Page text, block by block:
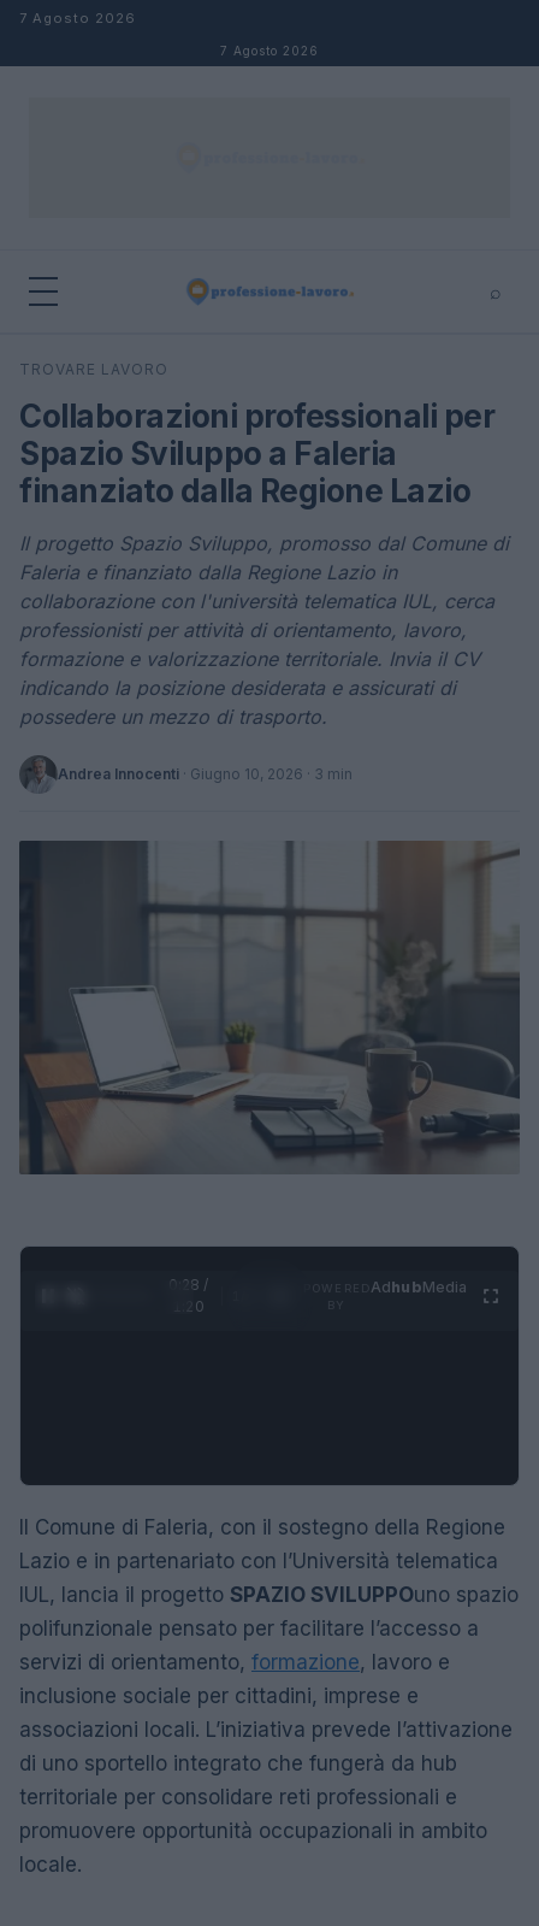
Salta al contenuto
7 Agosto 2026
7 Agosto 2026
⌕
Cerca
TROVARE LAVORO
Collaborazioni professionali per
Spazio Sviluppo a Faleria
finanziato dalla Regione Lazio
Il progetto Spazio Sviluppo, promosso dal Comune di
Faleria e finanziato dalla Regione Lazio in
collaborazione con l'università telematica IUL, cerca
professionisti per attività di orientamento, lavoro,
formazione e valorizzazione territoriale. Invia il CV
indicando la posizione desiderata e assicurati di
possedere un mezzo di trasporto.
Andrea Innocenti · Giugno 10, 2026 · 3 min
0:29 /
1:20
AdhubMedia
Il Comune di Faleria, con il sostegno della Regione
Lazio e in partenariato con l’Università telematica
IUL, lancia il progetto SPAZIO SVILUPPOuno spazio
polifunzionale pensato per facilitare l’accesso a
servizi di orientamento, formazione, lavoro e
inclusione sociale per cittadini, imprese e
associazioni locali. L’iniziativa prevede l’attivazione
di uno sportello integrato che fungerà da hub
territoriale per consolidare reti professionali e
promuovere opportunità occupazionali in ambito
locale.